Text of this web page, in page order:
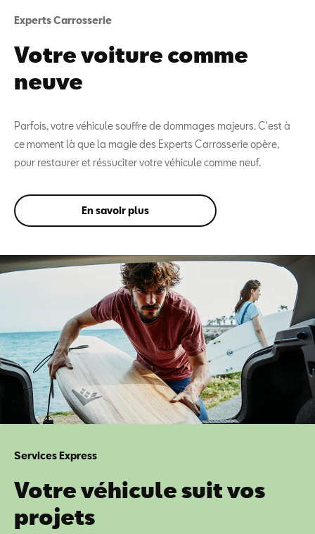
Experts Carrosserie
Votre voiture comme
neuve
Parfois, votre véhicule souffre de dommages majeurs. C'est à
ce moment là que la magie des Experts Carrosserie opère,
pour restaurer et réssuciter votre véhicule comme neuf.
En savoir plus
Services Express
Votre véhicule suit vos
projets